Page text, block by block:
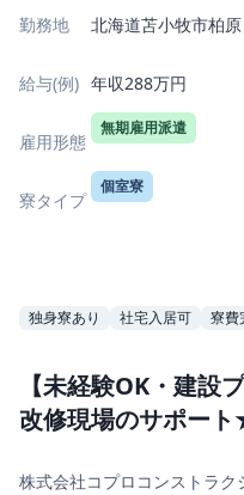
勤務地 北海道苫小牧市柏
給与(例) 年収288万円
雇用形態
無期雇用派遣
寮タイプ
個室寮
独身寮あり 社宅入居可 寮費
【未経験OK・建設
改修現場のサポー
株式会社コプロコンストラク